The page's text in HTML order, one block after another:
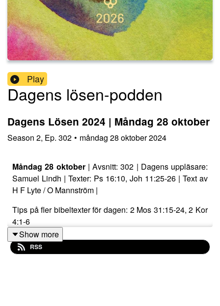
Play
Dagens lösen-podden
Dagens Lösen 2024 | Måndag 28 oktober
Season 2, Ep. 302 • måndag 28 oktober 2024
Måndag 28 oktober | Avsnitt: 302 | Dagens uppläsare:
Samuel Lindh | Texter: Ps 16:10, Joh 11:25-26 | Text av
H F Lyte / O Mannström |
Tips på fler bibeltexter för dagen: 2 Mos 31:15-24, 2 Kor
4:1-6
Dagens Lösen-podden är en andaktspodd med ord som
lyser upp din dag!
Show more
RSS